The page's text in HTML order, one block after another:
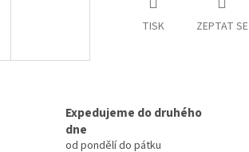
TISK ZEPTAT SE
Expedujeme do druhého
dne
od pondělí do pátku